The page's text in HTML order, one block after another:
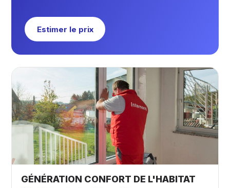
Estimer le prix
GÉNÉRATION CONFORT DE L'HABITAT